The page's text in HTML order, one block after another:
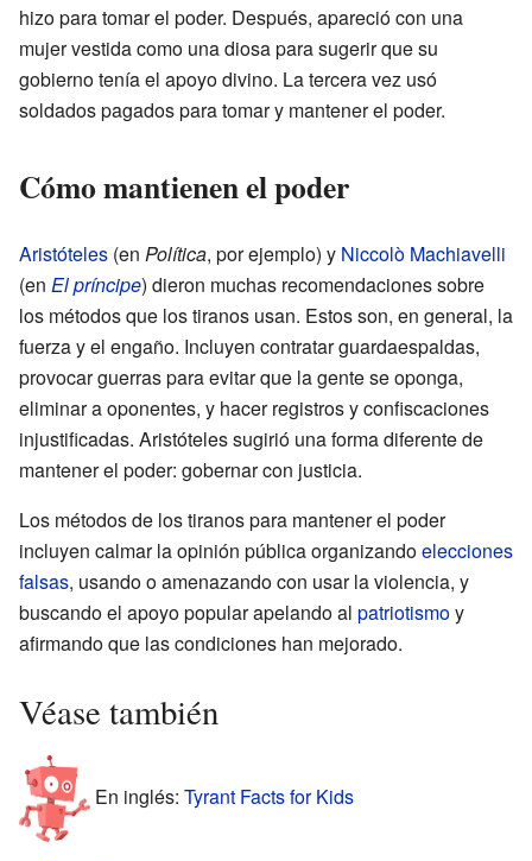
hizo para tomar el poder. Después, apareció con una
mujer vestida como una diosa para sugerir que su
gobierno tenía el apoyo divino. La tercera vez usó
soldados pagados para tomar y mantener el poder.
Cómo mantienen el poder
Aristóteles (en Política, por ejemplo) y Niccolò Machiavelli
(en El príncipe) dieron muchas recomendaciones sobre
los métodos que los tiranos usan. Estos son, en general, la
fuerza y el engaño. Incluyen contratar guardaespaldas,
provocar guerras para evitar que la gente se oponga,
eliminar a oponentes, y hacer registros y confiscaciones
injustificadas. Aristóteles sugirió una forma diferente de
mantener el poder: gobernar con justicia.
Los métodos de los tiranos para mantener el poder
incluyen calmar la opinión pública organizandoelecciones
falsas, usando o amenazando con usar la violencia, y
buscando el apoyo popular apelando al patriotismoy
afirmando que las condiciones han mejorado.
Véase también
En inglés: Tyrant Facts for Kids